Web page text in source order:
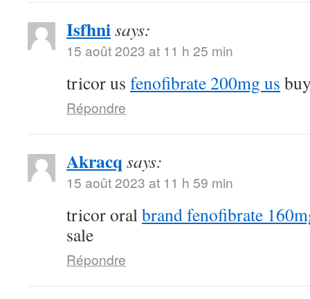
Isfhnisays:
15 août 2023 at 11 h 25 min
tricor us fenofibrate 200mg us
Répondre
Akracq says:
15 août 2023 at 11 h 59 min
tricor oralbrand fenofibrate
sale
Répondre